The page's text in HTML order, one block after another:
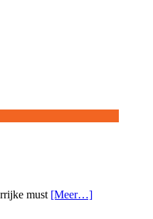
must [Meer…]